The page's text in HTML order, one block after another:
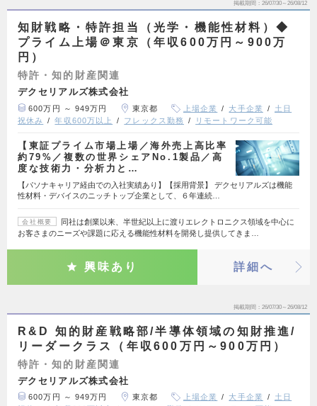
掲載期間 26/07/30～26/08/12
知財戦略・特許担当（光学・機能性材料）◆
プライム上場＠東京（年収600万円～900万
円）
特許・知的財産関連
デクセリアルズ株式会社
600万円 ～ 949万円 東京都 上場企業 大手企業
土日
祝休み
年収600万以上 フレックス勤務 リモートワーク可能
【東証プライム市場上場／海外売上高比率
約79%／複数の世界シェアNo.1製品／高
度な技術力・分析力と…
【パソナキャリア経由での入社実績あり】【採用背景】 デクセリアルズは機能
性材料・デバイスのニッチトップ企業として、６年連続…
会社概要
同社は創業以来、半世紀以上に渡りエレクトロニクス領域を中心に
お客さまのニーズや課題に応える機能性材料を開発し提供してきま…
興味あり 詳細へ
掲載期間 26/07/30～26/08/12
R&D 知的財産戦略部/半導体領域の知財推進/
リーダークラス（年収600万円～900万円）
特許・知的財産関連
デクセリアルズ株式会社
600万円 ～ 949万円 東京都 上場企業 大手企業
土日